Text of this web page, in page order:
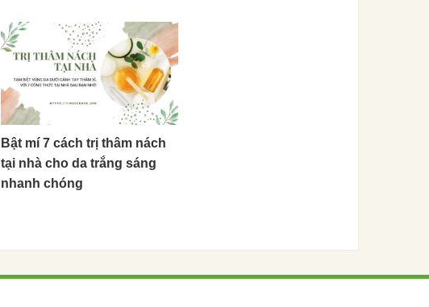
Bật mí 7 cách trị thâm nách
tại nhà cho da trắng sáng
nhanh chóng